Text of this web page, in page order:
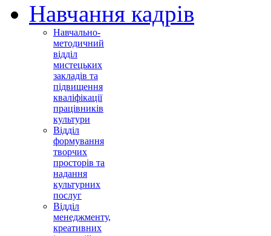
Навчання кадрів
Навчально-
методичний
відділ
мистецьких
закладів та
підвищення
кваліфікації
працівників
культури
Відділ
формування
творчих
просторів та
надання
культурних
послуг
Відділ
менеджменту,
креативних